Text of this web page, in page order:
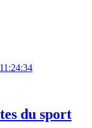
du sport